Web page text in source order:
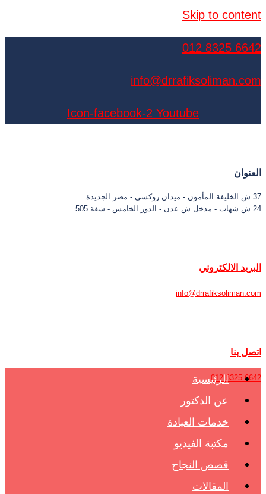
Skip to content
6642 8325 012
info@drrafiksoliman.com
Icon-facebook-2 Youtube
العنوان
37 ش الخليفة المأمون - ميدان روكسي - مصر الجديدة
24 ش شهاب - مدخل ش عدن - الدور الخامس - شقة 505.
البريد الالكتروني
info@drrafiksoliman.com
اتصل بنا
6642 8325 012
الرئيسية
عن الدكتور
خدمات العيادة
مكتبة الفيديو
قصص النجاح
المقالات